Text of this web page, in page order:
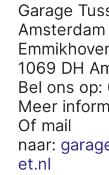
Garage
Amsterdam
1069 DH
Bel ons
Meer
Of mail
naar:
et.nl